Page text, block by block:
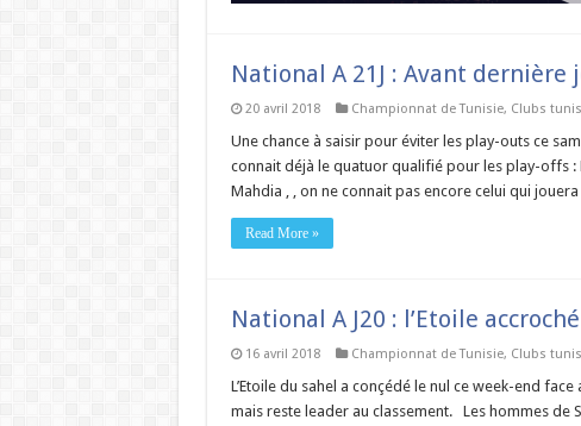
National A 21J : Avant dernière
20 avril 2018 Championnat de Tunisie, Clubs
Une chance à saisir pour éviter les play-outs ce
connait déjà le quatuor qualifié pour les play-offs :
Mahdia , , on ne connait pas encore celui qui
Read More »
National A J20 : l’Etoile accroché
16 avril 2018 Championnat de Tunisie, Clubs
L’Etoile du sahel a conçédé le nul ce week-end
mais reste leader au classement. Les hommes de